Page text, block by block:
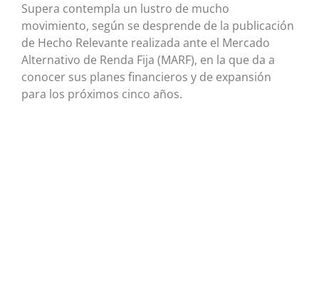
Supera contempla un lustro de mucho
movimiento, según se desprende de la publicación
de Hecho Relevante realizada ante el Mercado
Alternativo de Renda Fija (MARF), en la que da a
conocer sus planes financieros y de expansión
para los próximos cinco años.